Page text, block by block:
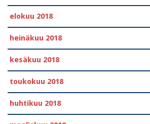
elokuu 2018
heinäkuu 2018
kesäkuu 2018
toukokuu 2018
huhtikuu 2018